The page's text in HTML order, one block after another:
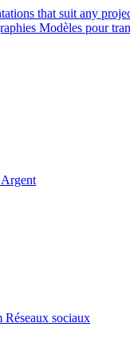
that suit any
Modèles pour
Argent
Réseaux sociaux